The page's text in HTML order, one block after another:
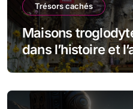
Trésors cachés
Maisons
dans l’histoire et
souterraine